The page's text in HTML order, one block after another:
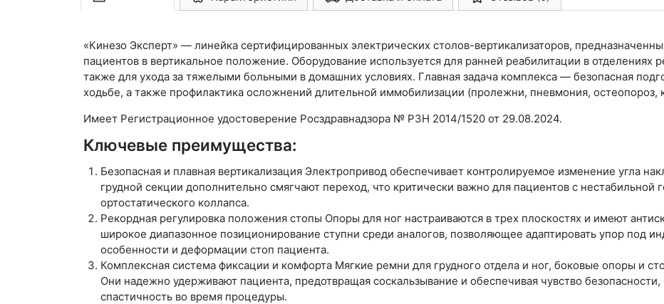
«Кинезо Эксперт» — линейка сертифицированных электрических столов-вертикализаторов,
пациентов в вертикальное положение. Оборудование используется для ранней реабилитации в отделениях
также для ухода за тяжелыми больными в домашних условиях. Главная задача комплекса — безопасная
ходьбе, а также профилактика осложнений длительной иммобилизации (пролежни, пневмония, остеопороз,
Имеет Регистрационное удостоверение Росздравнадзора № РЗН 2014/1520 от 29.08.2024.
Ключевые преимущества:
Безопасная и плавная вертикализация Электропривод обеспечивает контролируемое изменение угла
грудной секции дополнительно смягчают переход, что критически важно для пациентов с нестабильной
ортостатического коллапса.
Рекордная регулировка положения стопы Опоры для ног настраиваются в трех плоскостях и имеют
широкое диапазонное позиционирование ступни среди аналогов, позволяющее адаптировать упор под
особенности и деформации стоп пациента.
Комплексная система фиксации и комфорта Мягкие ремни для грудного отдела и ног, боковые опоры и
Они надежно удерживают пациента, предотвращая соскальзывание и обеспечивая чувство
спастичность во время процедуры.